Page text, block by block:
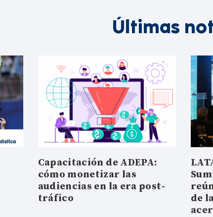
Últimas
Capacitación de ADEPA:
cómo monetizar las
audiencias en la era post-
tráfico
de